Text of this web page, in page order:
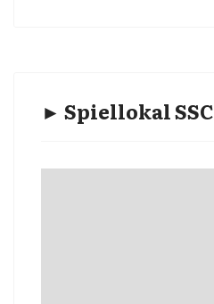
► Spiellokal SSC